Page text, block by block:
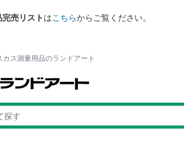
売リストはこちらからご覧ください。
ス測量用品のランドアート